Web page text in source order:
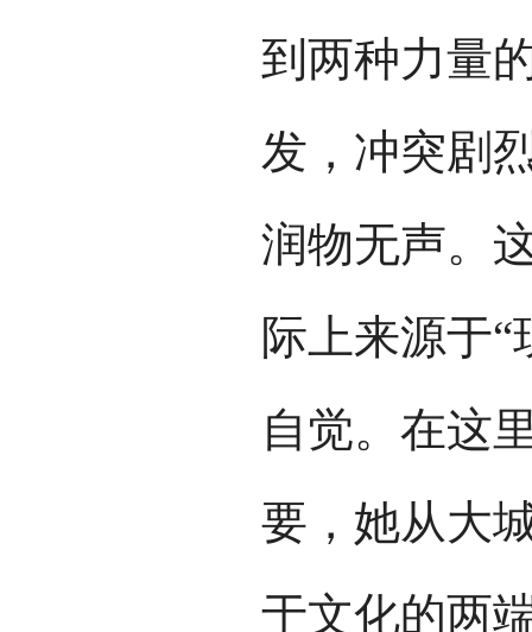
到两种力量
发，冲突剧
润物无声。
际上来源于
自觉。在这
要，她从大
于文化的两